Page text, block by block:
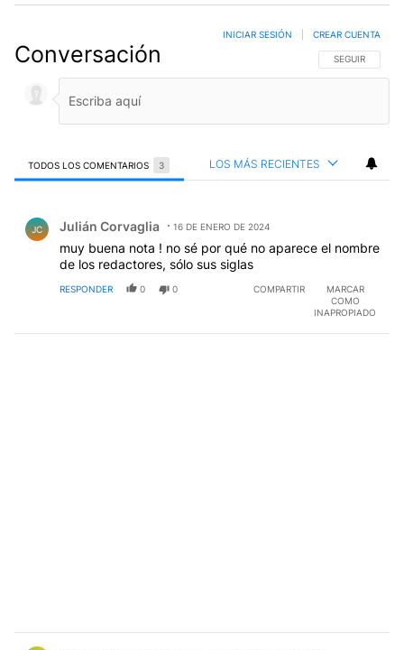
Conversación SIGA ESTA
SEGUIR
INICIAR SESIÓN CREAR CUENTA
TODOS LOS COMENTARIOS 3 LOS MÁS RECIENTES
JC Julián Corvaglia 16 DE ENERO DE 2024
muy buena nota ! no sé por qué no aparece el nombre
de los redactores, sólo sus siglas
RESPONDER 0 0 COMPARTIR
MARCAR
COMO
INAPROPIADO